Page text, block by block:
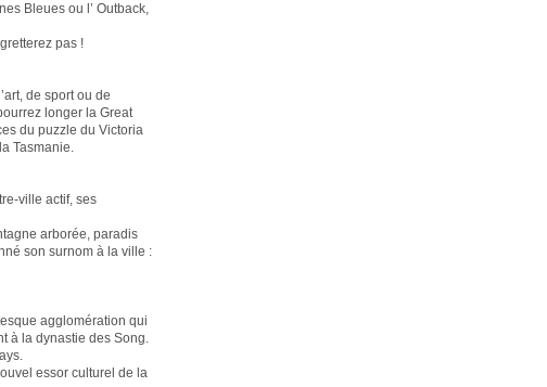
Bleues ou l’ Outback,
pas !
de sport ou de
longer la Great
du puzzle du Victoria
Tasmanie.
ville actif, ses
arborée, paradis
son surnom à la ville :
agglomération qui
à la dynastie des Song.
essor culturel de la